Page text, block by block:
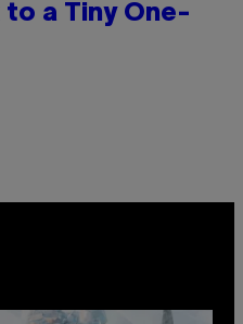
to a Tiny One-